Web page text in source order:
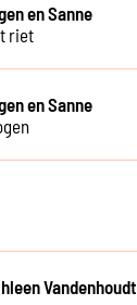
en Sanne
riet
en Sanne
Vandenhoudt